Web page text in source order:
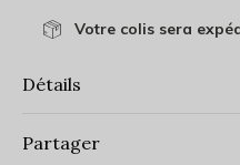
Votre colis sera
Détails
Partager